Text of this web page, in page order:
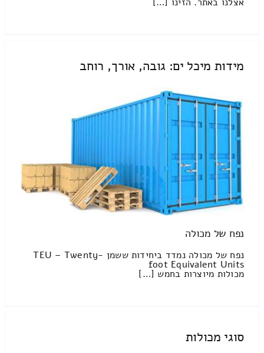
מידות מיכל ים: גובה, אורך, רוחב
נפח של מכולה
נפח של מכולה נמדד ביחידות ששמן TEU – Twenty-
foot Equivalent Units
מכולות מיוצרות בחמש […]
סוגי מכולות